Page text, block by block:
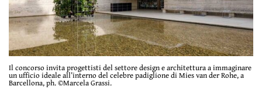
Il concorso invita progettisti del settore design e architettura a immaginare
un ufficio ideale all’interno del celebre padiglione di Mies van der Rohe, a
Barcellona, ph. ©Marcela Grassi.